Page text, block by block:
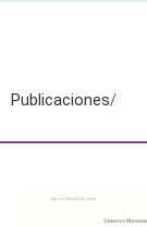
Publicaciones/